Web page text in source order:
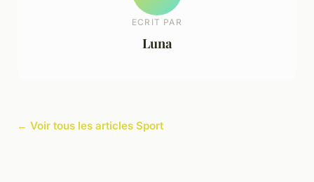
ECRIT PAR
Luna
← Voir tous les articles Sport